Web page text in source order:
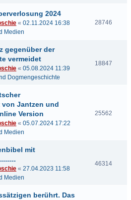
2024
« 02.11.2024 16:38
Medien
28746
gegenüber der
vermeidet
« 05.08.2024 11:39
Dogmengeschichte
18847
von Jantzen und
Version
« 05.07.2024 17:22
Medien
25562
mit
« 27.04.2023 11:58
Medien
46314
berührt. Das